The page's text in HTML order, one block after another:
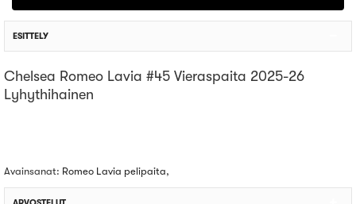
ESITTELY
Chelsea Romeo Lavia #45 Vieraspaita 2025-26
Lyhythihainen
Avainsanat: Romeo Lavia pelipaita,